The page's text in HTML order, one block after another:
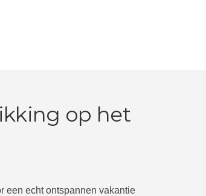
op het
een echt ontspannen vakantie